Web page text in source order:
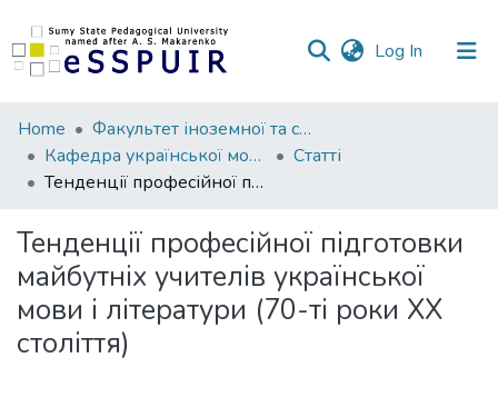
Log In (current)
Communities
&
Collections
Statistics
Home
Факультет іноземної та слов’янської філології
Кафедра української мови та літератури
Статті
Тенденції професійної підготовки майбутніх учителів української мови і літератури (70-ті роки ХХ століття)
Тенденції професійної підготовки
майбутніх учителів української
мови і літератури (70-ті роки ХХ
століття)